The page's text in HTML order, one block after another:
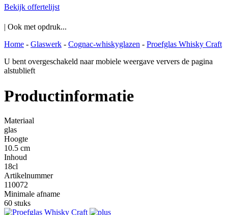
Bekijk offertelijst
| Ook met opdruk...
Home - Glaswerk - Cognac-whiskyglazen - Proefglas Whisky Craft
U bent overgeschakeld naar mobiele weergave ververs de pagina
alstublieft
Productinformatie
Materiaal
glas
Hoogte
10.5 cm
Inhoud
18cl
Artikelnummer
110072
Minimale afname
60 stuks